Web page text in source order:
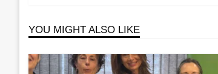
YOU MIGHT ALSO LIKE